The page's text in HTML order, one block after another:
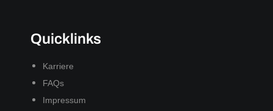
Quicklinks
Karriere
FAQs
Impressum